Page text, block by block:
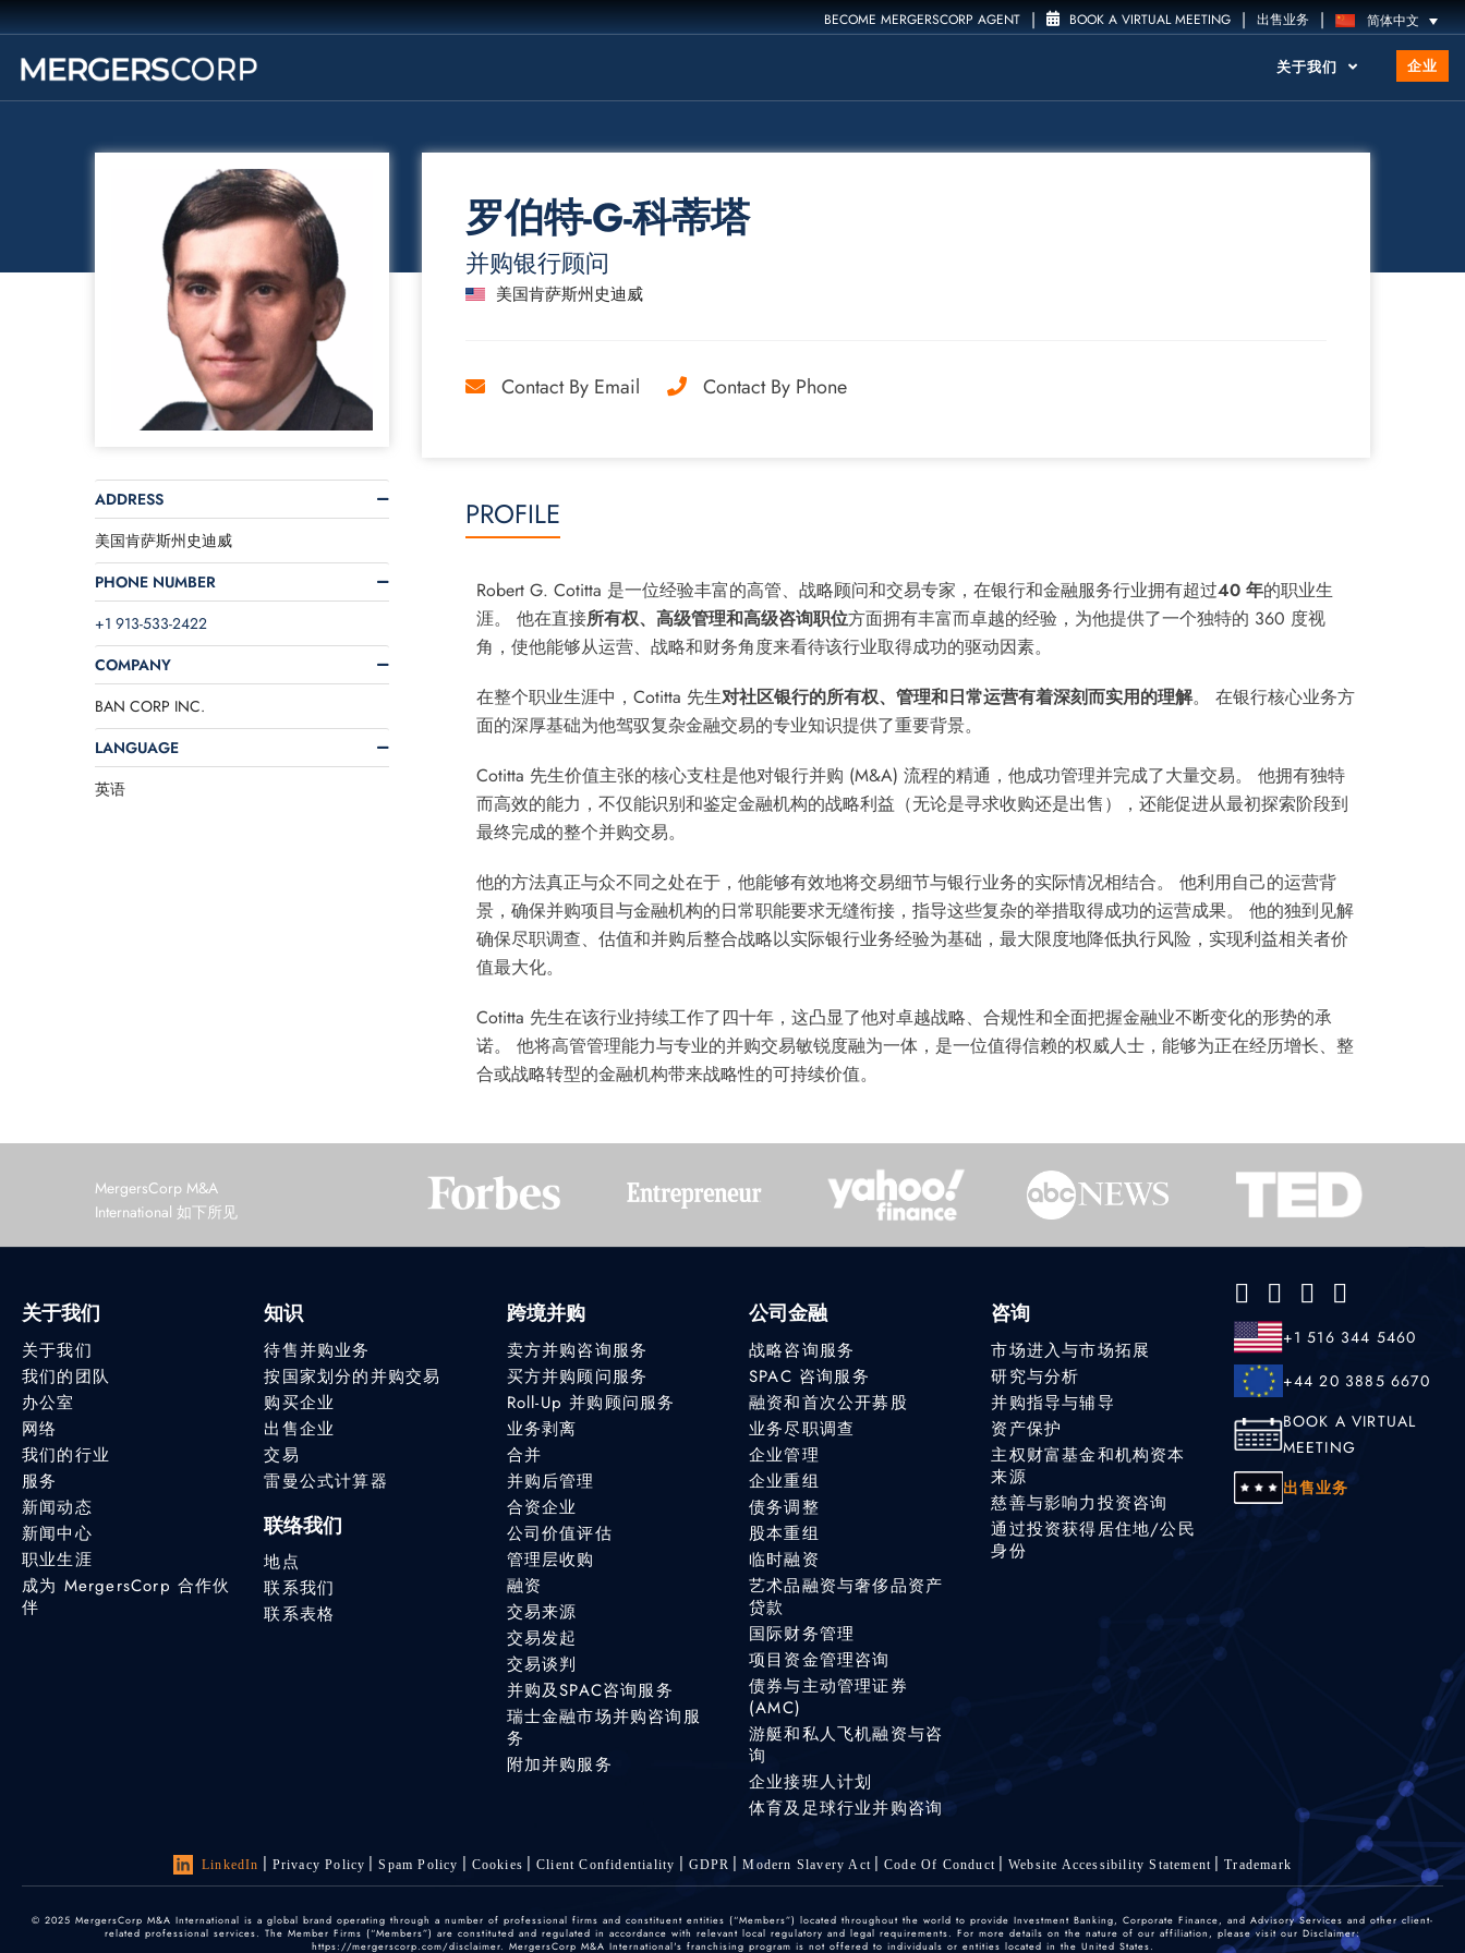
BECOME MERGERSCORP AGENT | BOOK A VIRTUAL MEETING | 出售业务 | 简体中文
关于我们 企业
罗伯特-G-科蒂塔
并购银行顾问
美国肯萨斯州史迪威
Contact By Email Contact By Phone
ADDRESS
美国肯萨斯州史迪威
PHONE NUMBER
+1 913-533-2422
COMPANY
BAN CORP INC.
LANGUAGE
英语
PROFILE
Robert G. Cotitta 是一位经验丰富的高管、战略顾问和交易专家，在银行和金融服务行业拥有超过40 年的职业生
涯。 他在直接所有权、高级管理和高级咨询职位方面拥有丰富而卓越的经验，为他提供了一个独特的 360 度视
角，使他能够从运营、战略和财务角度来看待该行业取得成功的驱动因素。
在整个职业生涯中，Cotitta 先生对社区银行的所有权、管理和日常运营有着深刻而实用的理解。 在银行核心业务方
面的深厚基础为他驾驭复杂金融交易的专业知识提供了重要背景。
Cotitta 先生价值主张的核心支柱是他对银行并购 (M&A) 流程的精通，他成功管理并完成了大量交易。 他拥有独特
而高效的能力，不仅能识别和鉴定金融机构的战略利益（无论是寻求收购还是出售），还能促进从最初探索阶段到
最终完成的整个并购交易。
他的方法真正与众不同之处在于，他能够有效地将交易细节与银行业务的实际情况相结合。 他利用自己的运营背
景，确保并购项目与金融机构的日常职能要求无缝衔接，指导这些复杂的举措取得成功的运营成果。 他的独到见解
确保尽职调查、估值和并购后整合战略以实际银行业务经验为基础，最大限度地降低执行风险，实现利益相关者价
值最大化。
Cotitta 先生在该行业持续工作了四十年，这凸显了他对卓越战略、合规性和全面把握金融业不断变化的形势的承
诺。 他将高管管理能力与专业的并购交易敏锐度融为一体，是一位值得信赖的权威人士，能够为正在经历增长、整
合或战略转型的金融机构带来战略性的可持续价值。
MergersCorp M&A
International 如下所见
关于我们
关于我们
我们的团队
办公室
网络
我们的行业
服务
新闻动态
新闻中心
职业生涯
成为 MergersCorp 合作伙
伴
知识
待售并购业务
按国家划分的并购交易
购买企业
出售企业
交易
雷曼公式计算器
联络我们
地点
联系我们
联系表格
跨境并购
卖方并购咨询服务
买方并购顾问服务
Roll-Up 并购顾问服务
业务剥离
合并
并购后管理
合资企业
公司价值评估
管理层收购
融资
交易来源
交易发起
交易谈判
并购及SPAC咨询服务
瑞士金融市场并购咨询服
务
附加并购服务
公司金融
战略咨询服务
SPAC 咨询服务
融资和首次公开募股
业务尽职调查
企业管理
企业重组
债务调整
股本重组
临时融资
艺术品融资与奢侈品资产
贷款
国际财务管理
项目资金管理咨询
债券与主动管理证券
(AMC)
游艇和私人飞机融资与咨
询
企业接班人计划
体育及足球行业并购咨询
咨询
市场进入与市场拓展
研究与分析
并购指导与辅导
资产保护
主权财富基金和机构资本
来源
慈善与影响力投资咨询
通过投资获得居住地/公民
身份
+1 516 344 5460
+44 20 3885 6670
BOOK A VIRTUAL
MEETING
出售业务
LinkedIn Privacy Policy Spam Policy Cookies Client Confidentiality GDPR Modern Slavery Act Code Of Conduct Website Accessibility Statement Trademark
© 2025 MergersCorp M&A International is a global brand operating through a number of professional firms and constituent entities (“Members”) located throughout the world to provide Investment Banking, Corporate Finance, and Advisory Services and other client-
related professional services. The Member Firms (“Members”) are constituted and regulated in accordance with relevant local regulatory and legal requirements. For more details on the nature of our affiliation, please visit our Disclaimer:
https://mergerscorp.com/disclaimer. MergersCorp M&A International's franchising program is not offered to individuals or entities located in the United States.